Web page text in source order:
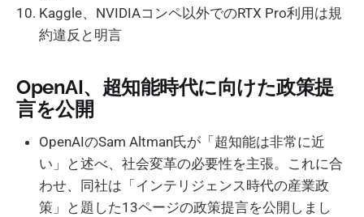
Kaggle、NVIDIAコンペ以外でのRTX Pro利用は規
約違反と明言
OpenAI、超知能時代に向けた政策提
言を公開
OpenAIのSam Altman氏が「超知能は非常に近
い」と述べ、社会変革の必要性を主張。これに合
わせ、同社は「インテリジェンス時代の産業政
策」と題した13ページの政策提言を公開しまし